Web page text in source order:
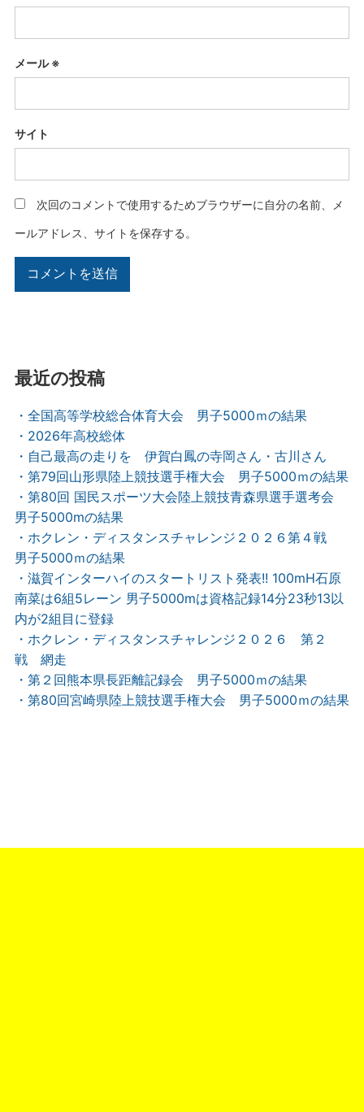
メール※
サイト
次回のコメントで使用するためブラウザーに自分の名前、メ
ールアドレス、サイトを保存する。
最近の投稿
・全国高等学校総合体育大会 男子5000ｍの結果
・2026年高校総体
・自己最高の走りを 伊賀白鳳の寺岡さん・古川さん
・第79回山形県陸上競技選手権大会 男子5000ｍの結果
・第80回 国民スポーツ大会陸上競技青森県選手選考会
男子5000mの結果
・ホクレン・ディスタンスチャレンジ２０２６第４戦
男子5000ｍの結果
・滋賀インターハイのスタートリスト発表!! 100mH石原
南菜は6組5レーン 男子5000mは資格記録14分23秒13以
内が2組目に登録
・ホクレン・ディスタンスチャレンジ２０２６ 第２
戦 網走
・第２回熊本県長距離記録会 男子5000ｍの結果
・第80回宮崎県陸上競技選手権大会 男子5000ｍの結果